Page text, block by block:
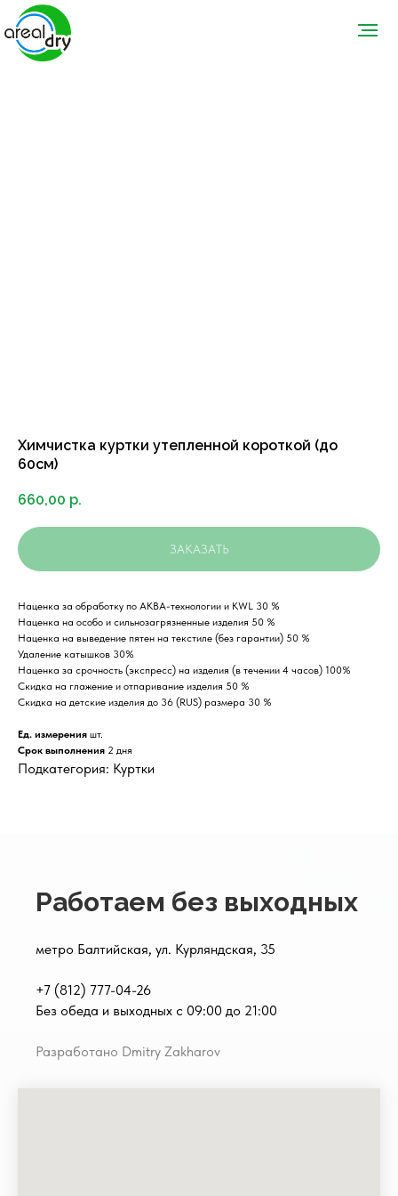
Химчистка куртки утепленной короткой (до
60см)
660,00 р.
ЗАКАЗАТЬ
Наценка за обработку по АКВА-технологии и KWL 30 %
Наценка на особо и сильнозагрязненные изделия 50 %
Наценка на выведение пятен на текстиле (без гарантии) 50 %
Удаление катышков 30%
Наценка за срочность (экспресс) на изделия (в течении 4 часов) 100%
Скидка на глажение и отпаривание изделия 50 %
Скидка на детские изделия до 36 (RUS) размера 30 %
Ед. измерения шт.
Срок выполнения 2 дня
Подкатегория: Куртки
Работаем без выходных
метро Балтийская, ул. Курляндская, 35
+7 (812) 777-04-26
Без обеда и выходных с 09:00 до 21:00
Разработано Dmitry Zakharov